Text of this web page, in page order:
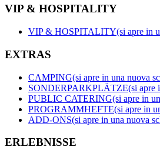
VIP & HOSPITALITY
VIP & HOSPITALITY(si apre in
EXTRAS
CAMPING(si apre in una nuova
SONDERPARKPLÄTZE(si apre
PUBLIC CATERING(si apre in
PROGRAMMHEFTE(si apre in
ADD-ONS(si apre in una nuova
ERLEBNISSE